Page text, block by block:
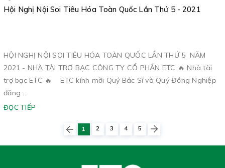
Hội Nghị Nội Soi Tiêu Hóa Toàn Quốc Lần Thứ 5 - 2021
HỘI NGHỊ NỘI SOI TIÊU HÓA TOÀN QUỐC LẦN THỨ 5 NĂM
2021 - NHÀ TÀI TRỢ BẠC CÔNG TY CỔ PHẦN ETC 🔥 Nhà tài
trợ bạc ETC 🔥 ETC kính mời Quý Bác Sĩ và Quý Đồng Nghiệp
đăng ...
ĐỌC TIẾP
1 2 3 4 5